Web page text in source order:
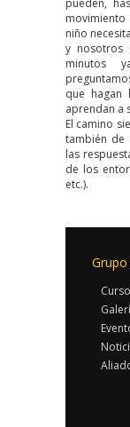
niño
y nosotros
minutos
que hagan
aprendan a
El camino
también de
las
de los
etc.).